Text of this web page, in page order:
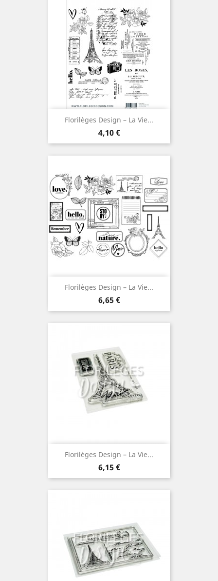
Florilèges Design – La Vie...
Prix
4,10 €
Florilèges Design – La Vie...
Prix
6,65 €
Florilèges Design – La Vie...
Prix
6,15 €